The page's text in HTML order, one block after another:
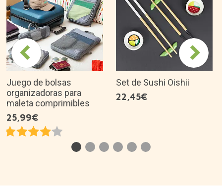
Juego de bolsas
organizadoras para
maleta comprimibles
25,99€
Set de Sushi Oishii
22,45€